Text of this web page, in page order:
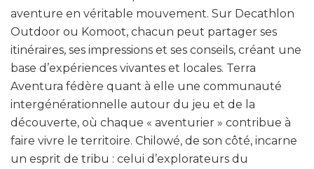
aventure en véritable mouvement. Sur Decathlon
Outdoor ou Komoot, chacun peut partager ses
itinéraires, ses impressions et ses conseils, créant une
base d’expériences vivantes et locales. Terra
Aventura fédère quant à elle une communauté
intergénérationnelle autour du jeu et de la
découverte, où chaque « aventurier » contribue à
faire vivre le territoire. Chilowé, de son côté, incarne
un esprit de tribu : celui d’explorateurs du